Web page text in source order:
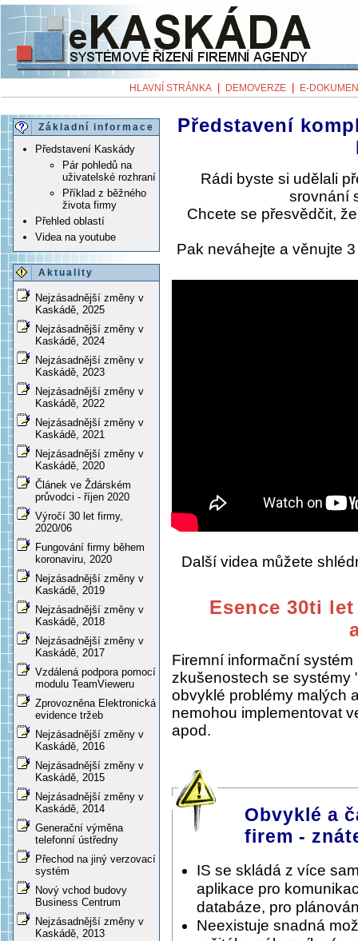
HLAVNÍ STRÁNKA DEMOVERZE E-
Základní informace
Představení Kaskády
Pár pohledů na
uživatelské rozhraní
Příklad z běžného
života firmy
Přehled oblastí
Videa na youtube
Aktuality
Nejzásadnější změny v
Kaskádě, 2025
Nejzásadnější změny v
Kaskádě, 2024
Nejzásadnější změny v
Kaskádě, 2023
Nejzásadnější změny v
Kaskádě, 2022
Nejzásadnější změny v
Kaskádě, 2021
Nejzásadnější změny v
Kaskádě, 2020
Článek ve Ždárském
průvodci - říjen 2020
Výročí 30 let firmy,
2020/06
Fungování firmy během
koronaviru, 2020
Nejzásadnější změny v
Kaskádě, 2019
Nejzásadnější změny v
Kaskádě, 2018
Nejzásadnější změny v
Kaskádě, 2017
Vzdálená podpora pomocí
modulu TeamVieweru
Zprovozněna Elektronická
evidence tržeb
Nejzásadnější změny v
Kaskádě, 2016
Nejzásadnější změny v
Kaskádě, 2015
Nejzásadnější změny v
Kaskádě, 2014
Generační výměna
telefonní ústředny
Přechod na jiný verzovací
systém
Nový vchod budovy
Business Centrum
Nejzásadnější změny v
Kaskádě, 2013
Představení
Rádi byste si udělali
srovnání
Chcete se přesvědčit,
Pak neváhejte a věnujte
Další videa můžete
Esence 30ti
Firemní informační
zkušenostech se systémy
obvyklé problémy malých
nemohou implementovat
apod.
Obvyklé a
firem -
IS se skládá z více
aplikace pro
databáze, pro
Neexistuje snadná